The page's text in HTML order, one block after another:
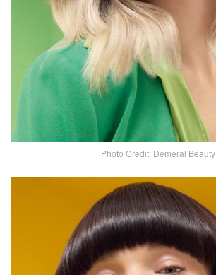
Photo Credit: Demeral Beauty